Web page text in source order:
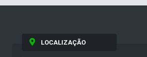
LOCALIZAÇÃO